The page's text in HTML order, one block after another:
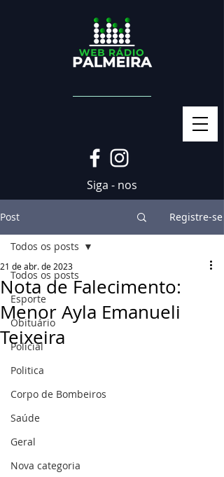
Siga - nos
Post Registre-se
Todos os posts
Esporte
Obituário
Policial
Politica
Corpo de Bombeiros
Saúde
Geral
Nova categoria
Todos os posts
Nota de Falecimento:
Menor Ayla Emanueli
Teixeira
21 de abr. de 2023